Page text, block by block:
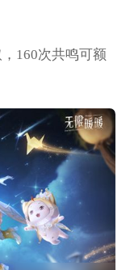
160次共鸣可额